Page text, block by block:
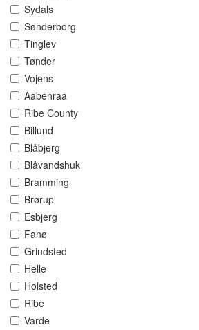
Sydals
Sønderborg
Tinglev
Tønder
Vojens
Aabenraa
Ribe County
Billund
Blåbjerg
Blåvandshuk
Bramming
Brørup
Esbjerg
Fanø
Grindsted
Helle
Holsted
Ribe
Varde